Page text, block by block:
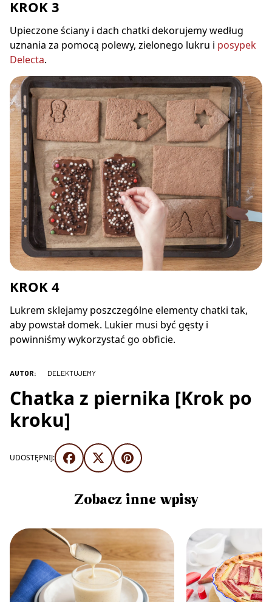
KROK 3
Upieczone ściany i dach chatki dekorujemy według
uznania za pomocą polewy, zielonego lukru i posypek
Delecta.
KROK 4
Lukrem sklejamy poszczególne elementy chatki tak,
aby powstał domek. Lukier musi być gęsty i
powinniśmy wykorzystać go obficie.
AUTOR: DELEKTUJEMY
Chatka z piernika [Krok po
kroku]
UDOSTĘPNIJ:
Zobacz inne wpisy